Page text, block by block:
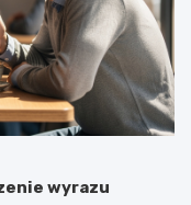
wyrazu